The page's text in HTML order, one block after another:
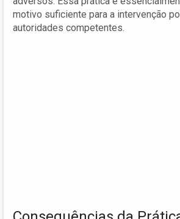
motivo suficiente para a intervenção
autoridades competentes.